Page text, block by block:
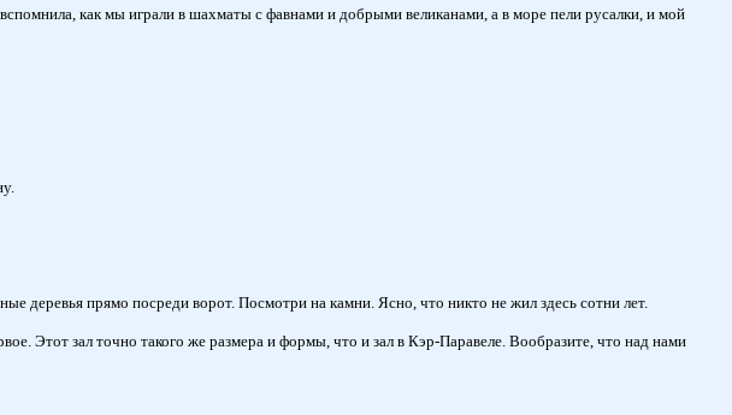
как мы играли в шахматы с фавнами и добрыми великанами, а в море пели русалки, и мой
прямо посреди ворот. Посмотри на камни. Ясно, что никто не жил здесь сотни лет.
Этот зал точно такого же размера и формы, что и зал в Кэр-Паравеле. Вообразите, что над нами